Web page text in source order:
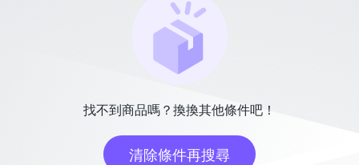
找不到商品嗎？換換其他條件吧！
清除條件再搜尋